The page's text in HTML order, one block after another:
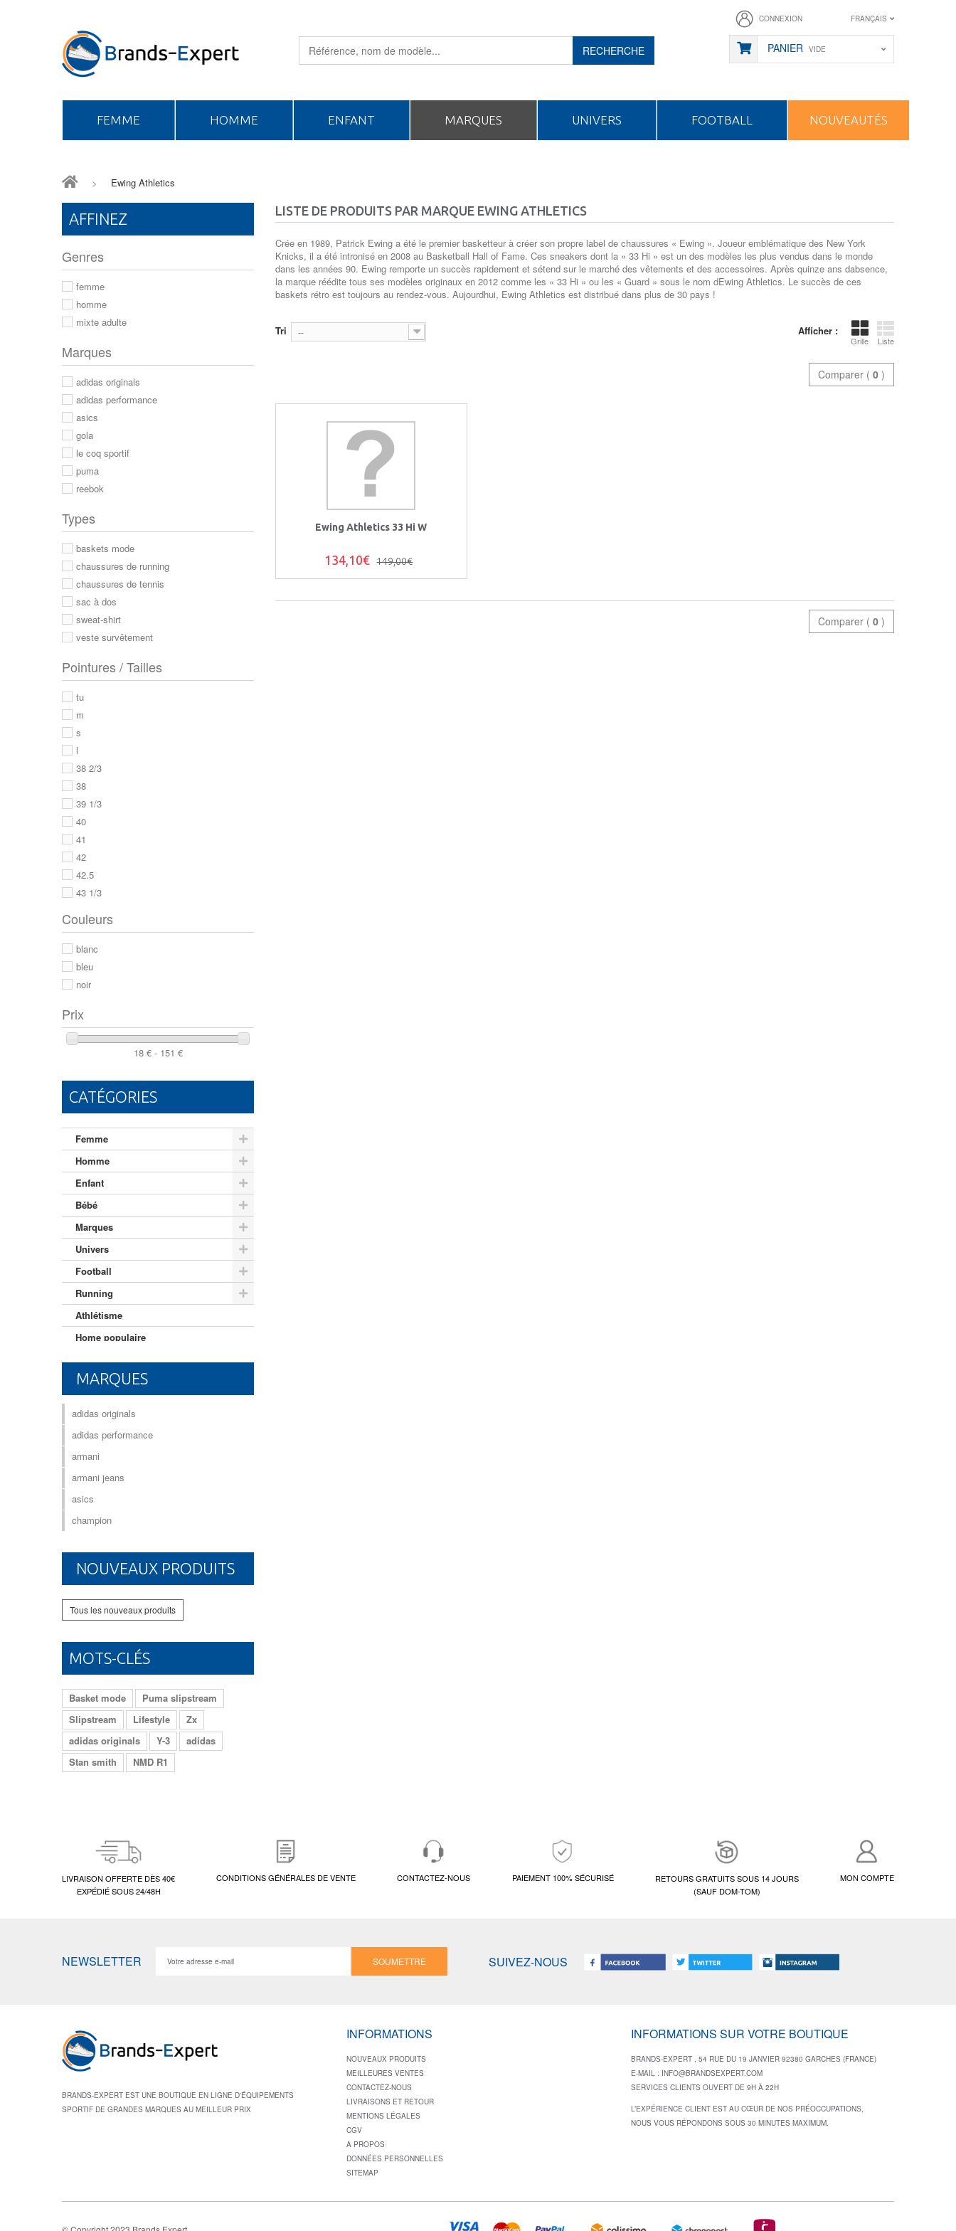
FRANÇAIS
CONNEXION
PANIER VIDE
RECHERCHE
FEMME HOMME ENFANT MARQUES UNIVERS FOOTBALL NOUVEAUTÉS
> Ewing Athletics
LISTE DE PRODUITS PAR MARQUE EWING ATHLETICS
Crée en 1989, Patrick Ewing a été le premier basketteur à créer son propre label de chaussures « Ewing ». Joueur emblématique des New York
Knicks, il a été intronisé en 2008 au Basketball Hall of Fame. Ces sneakers dont la « 33 Hi » est un des modèles les plus vendus dans le monde
dans les années 90. Ewing remporte un succès rapidement et sétend sur le marché des vêtements et des accessoires. Après quinze ans dabsence,
la marque réédite tous ses modèles originaux en 2012 comme les « 33 Hi » ou les « Guard » sous le nom dEwing Athletics. Le succès de ces
baskets rétro est toujours au rendez-vous. Aujourdhui, Ewing Athletics est distribué dans plus de 30 pays !
Afficher :
Grille Liste
Tri --
Comparer ( 0 )
Ewing Athletics 33 Hi W
134,10€ 149,00€
Comparer ( 0 )
AFFINEZ
Genres
femme
homme
mixte adulte
Marques
adidas originals
adidas performance
asics
gola
le coq sportif
puma
reebok
Types
baskets mode
chaussures de running
chaussures de tennis
sac à dos
sweat-shirt
veste survêtement
Pointures / Tailles
tu
m
s
l
38 2/3
38
39 1/3
40
41
42
42.5
43 1/3
44
44 2/3
46
Couleurs
blanc
bleu
noir
Prix
18 € - 151 €
CATÉGORIES
Femme
Homme
Enfant
Bébé
Marques
Univers
Football
Running
Athlétisme
Home populaire
Mixte adulte
MARQUES
adidas originals
adidas performance
armani
armani jeans
asics
champion
NOUVEAUX PRODUITS
Tous les nouveaux produits
MOTS-CLÉS
Basket mode
Puma slipstream
Slipstream
Lifestyle
Zx
adidas originals
Y-3
adidas
Stan smith
NMD R1
LIVRAISON OFFERTE DÈS 40€
EXPÉDIÉ SOUS 24/48H
CONDITIONS GÉNÉRALES DE VENTE CONTACTEZ-NOUS PAIEMENT 100% SÉCURISÉ
RETOURS GRATUITS SOUS 14 JOURS
(SAUF DOM-TOM)
MON COMPTE
NEWSLETTER SOUMETTRE SUIVEZ-NOUS
BRANDS-EXPERT EST UNE BOUTIQUE EN LIGNE D'ÉQUIPEMENTS
SPORTIF DE GRANDES MARQUES AU MEILLEUR PRIX
INFORMATIONS
NOUVEAUX PRODUITS
MEILLEURES VENTES
CONTACTEZ-NOUS
LIVRAISONS ET RETOUR
MENTIONS LÉGALES
CGV
A PROPOS
DONNÉES PERSONNELLES
SITEMAP
INFORMATIONS SUR VOTRE BOUTIQUE
BRANDS-EXPERT , 54 RUE DU 19 JANVIER 92380 GARCHES (FRANCE)
E-MAIL : INFO@BRANDSEXPERT.COM
SERVICES CLIENTS OUVERT DE 9H À 22H
L’EXPÉRIENCE CLIENT EST AU CŒUR DE NOS PRÉOCCUPATIONS,
NOUS VOUS RÉPONDONS SOUS 30 MINUTES MAXIMUM.